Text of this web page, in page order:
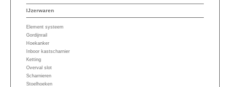
IJzerwaren
Element systeem
Gordijnrail
Hoekanker
Inboor kastscharnier
Ketting
Overval slot
Scharnieren
Stoelhoeken